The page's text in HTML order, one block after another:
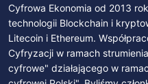
Cyfrowa Ekonomia od 2013
technologii Blockchain i
Litecoin i Ethereum.
Cyfryzacji w ramach
cyfrowe" działającego w